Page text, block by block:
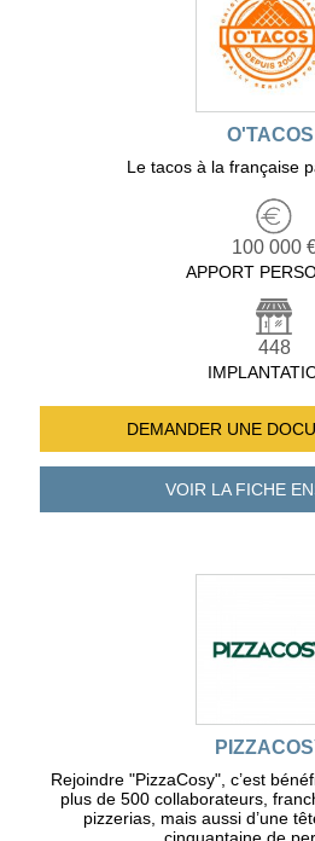
O'TACOS
Le tacos à la française
100 000
APPORT
448
DEMANDER UNE
VOIR LA FICHE
Rejoindre "PizzaCosy", c’est
plus de 500 collaborateurs,
pizzerias, mais aussi d’une